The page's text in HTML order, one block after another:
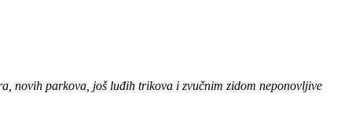
novih parkova, još luđih trikova i zvučnim zidom neponovljive